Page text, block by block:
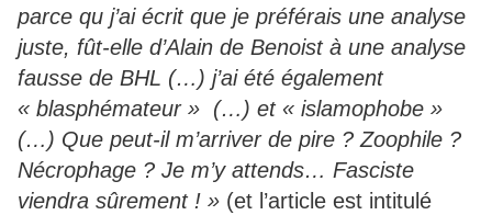
parce qu j’ai écrit que je préférais une analyse
juste, fût-elle d’Alain de Benoist à une analyse
fausse de BHL (…) j’ai été également
« blasphémateur » (…) et « islamophobe »
(…) Que peut-il m’arriver de pire ? Zoophile ?
Nécrophage ? Je m’y attends… Fasciste
viendra sûrement ! » (et l’article est intitulé